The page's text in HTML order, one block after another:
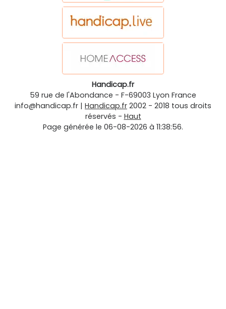
Handicap.fr
59 rue de l'Abondance - F-69003 Lyon France
info@handicap.fr | Handicap.fr 2002 - 2018 tous droits
réservés - Haut
Page générée le 06-08-2026 à 11:38:56.